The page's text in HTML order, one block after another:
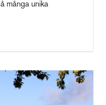
många unika